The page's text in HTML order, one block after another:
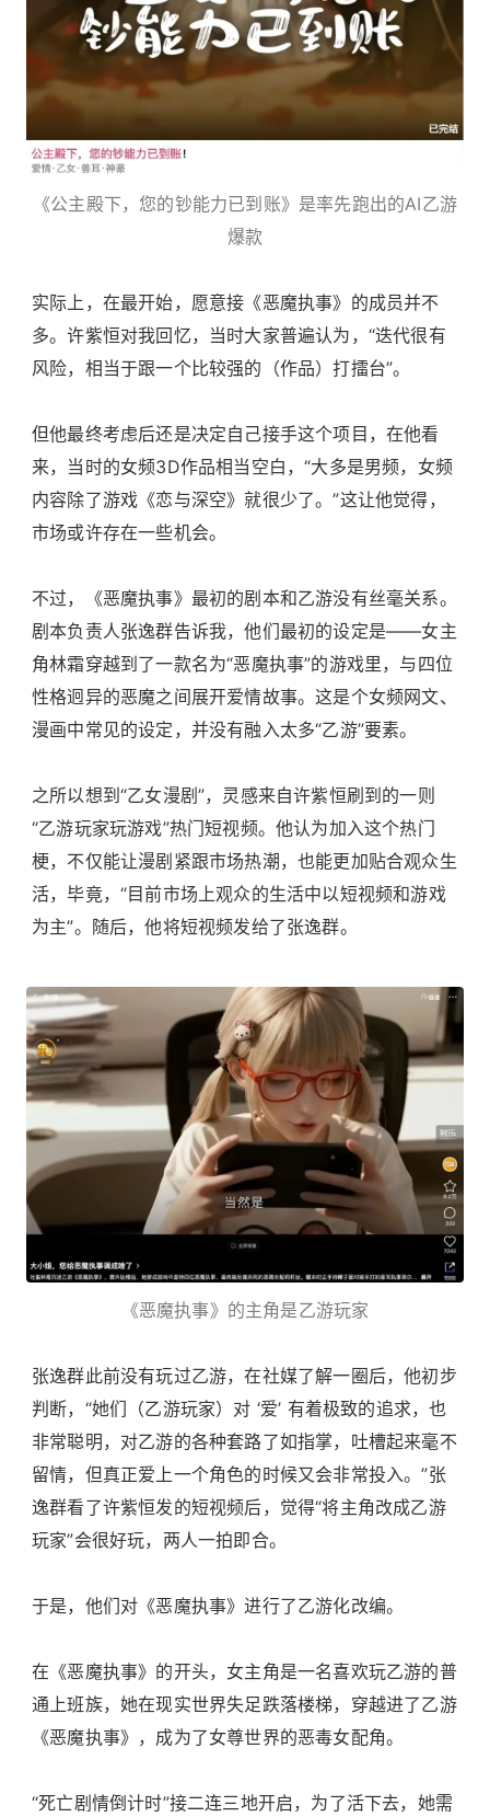
《公主殿下，您的钞能力已到账》是率先跑出的AI乙游
爆款
实际上，在最开始，愿意接《恶魔执事》的成员并不
多。许紫恒对我回忆，当时大家普遍认为，“迭代很有
风险，相当于跟一个比较强的（作品）打擂台”。
但他最终考虑后还是决定自己接手这个项目，在他看
来，当时的女频3D作品相当空白，“大多是男频，女频
内容除了游戏《恋与深空》就很少了。”这让他觉得，
市场或许存在一些机会。
不过，《恶魔执事》最初的剧本和乙游没有丝毫关系。
剧本负责人张逸群告诉我，他们最初的设定是——女主
角林霜穿越到了一款名为“恶魔执事”的游戏里，与四位
性格迥异的恶魔之间展开爱情故事。这是个女频网文、
漫画中常见的设定，并没有融入太多“乙游”要素。
之所以想到“乙女漫剧”，灵感来自许紫恒刷到的一则
“乙游玩家玩游戏”热门短视频。他认为加入这个热门
梗，不仅能让漫剧紧跟市场热潮，也能更加贴合观众生
活，毕竟，“目前市场上观众的生活中以短视频和游戏
为主”。随后，他将短视频发给了张逸群。
《恶魔执事》的主角是乙游玩家
张逸群此前没有玩过乙游，在社媒了解一圈后，他初步
判断，“她们（乙游玩家）对 ‘爱’ 有着极致的追求，也
非常聪明，对乙游的各种套路了如指掌，吐槽起来毫不
留情，但真正爱上一个角色的时候又会非常投入。”张
逸群看了许紫恒发的短视频后，觉得“将主角改成乙游
玩家”会很好玩，两人一拍即合。
于是，他们对《恶魔执事》进行了乙游化改编。
在《恶魔执事》的开头，女主角是一名喜欢玩乙游的普
通上班族，她在现实世界失足跌落楼梯，穿越进了乙游
《恶魔执事》，成为了女尊世界的恶毒女配角。
“死亡剧情倒计时”接二连三地开启，为了活下去，她需